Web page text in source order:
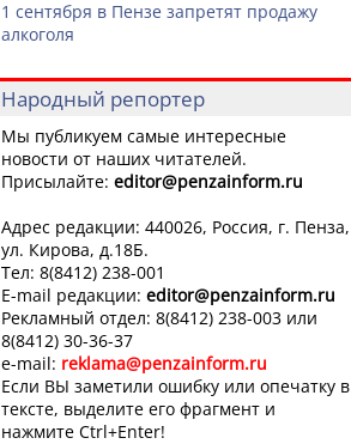
1 сентября в Пензе запретят продажу
алкоголя
Народный репортер
Мы публикуем самые интересные
новости от наших читателей.
Присылайте: editor@penzainform.ru
Адрес редакции: 440026, Россия, г. Пенза,
ул. Кирова, д.18Б.
Тел: 8(8412) 238-001
E-mail редакции: editor@penzainform.ru
Рекламный отдел: 8(8412) 238-003 или
8(8412) 30-36-37
e-mail: reklama@penzainform.ru
Если ВЫ заметили ошибку или опечатку в
тексте, выделите его фрагмент и
нажмите Ctrl+Enter!